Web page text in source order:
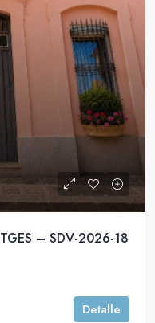
– SDV-2026-18
Detalle